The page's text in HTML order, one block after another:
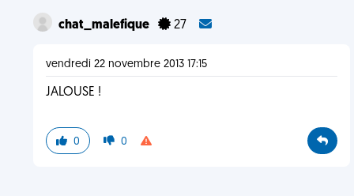
chat_malefique 27
vendredi 22 novembre 2013 17:15
JALOUSE !
0 0